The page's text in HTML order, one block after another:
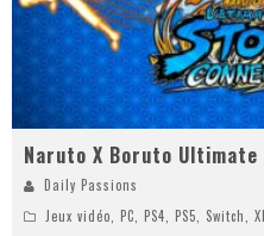
Naruto X Boruto
Daily Passions
Jeux vidéo PC PS4 PS5 Switch